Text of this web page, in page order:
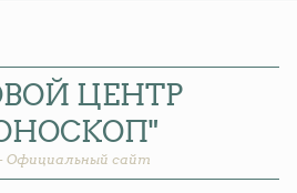
ЦЕНТР
Официальный сайт